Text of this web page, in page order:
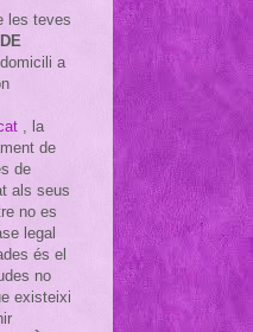
les teves
a
la
de
de
als seus
no es
legal
és el
no
existeixi